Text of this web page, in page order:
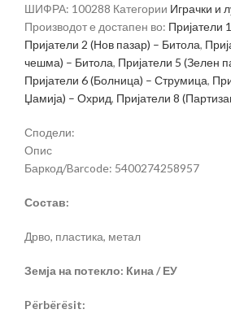
ШИФРА: 100288 Категории Играчки и
Производот е достапен во: Пријатели
Пријатели 2 (Нов пазар) – Битола,
чешма) – Битола, Пријатели 5 (Зелен
Пријатели 6 (Болница) – Струмица,
Џамија) – Охрид, Пријатели 8
Сподели:
Опис
Баркод/Barcode: 5400274258957
Состав:
Дрво, пластика, метал
Земја на потекло: Кина / ЕУ
Përbërësit: